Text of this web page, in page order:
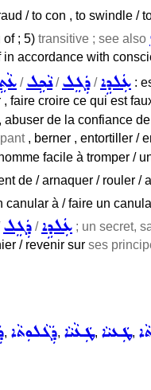
/ to con , to swindle /
of ; 5) transitive ; see also
accordance with
/ܢܵܟܹܠ/ܕܲܓܸܠ /ܥܲܠܕܹܐ :
faire croire ce qui est
de la confiance
, berner , entortiller /
facile à tromper /
de / arnaquer / rouler /
canular à / faire un
ܕܲܓܸܠ /ܥܲܠܕܹܐ ; un secret,
/ revenir sur ses
, ܕܲܓܵܠܘܼܬܵܐ, ܛܲܥܵܝܵܐ, ܛܲܥܝܵܐ,